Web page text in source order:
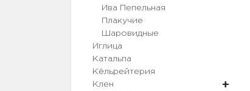
Ива Пепельная
Плакучие
Шаровидные
Иглица
Катальпа
Кёльрейтерия
Клен